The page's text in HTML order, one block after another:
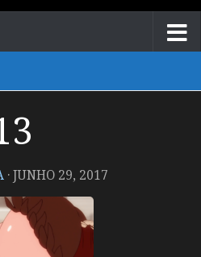
·JUNHO 29, 2017